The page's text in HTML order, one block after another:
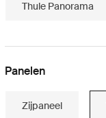
Thule Panorama
Panelen
Zijpaneel